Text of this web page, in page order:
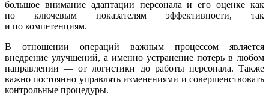
большое внимание адаптации персонала и его оценке как
по ключевым показателям эффективности, так
и по компетенциям.
В отношении операций важным процессом является
внедрение улучшений, а именно устранение потерь в любом
направлении — от логистики до работы персонала. Также
важно постоянно управлять изменениями и совершенствовать
контрольные процедуры.